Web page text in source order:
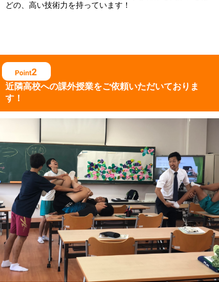
どの、高い技術力を持っています！
近隣高校への課外授業をご依頼いただいておりま
す！